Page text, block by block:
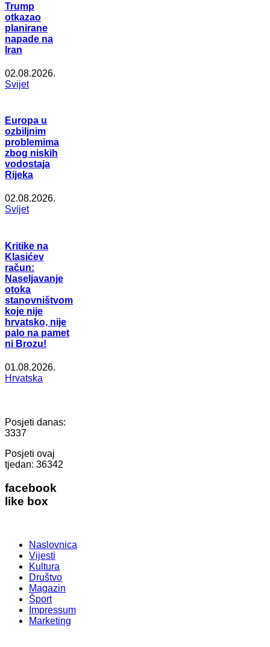
Trump
otkazao
planirane
napade na
Iran
02.08.2026.
Svijet
Europa u
ozbiljnim
problemima
zbog niskih
vodostaja
Rijeka
02.08.2026.
Svijet
Kritike na
Klasićev
račun:
Naseljavanje
otoka
stanovništvom
koje nije
hrvatsko, nije
palo na pamet
ni Brozu!
01.08.2026.
Hrvatska
Posjeti danas:
3337
Posjeti ovaj
tjedan: 36342
facebook
like box
Naslovnica
Vijesti
Kultura
Društvo
Magazin
Šport
Impressum
Marketing